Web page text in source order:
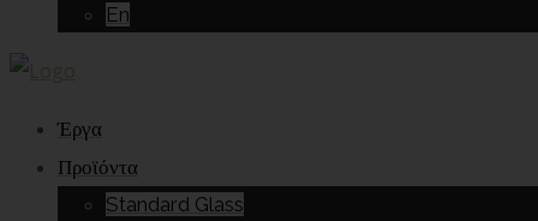
En
Έργα
Προϊόντα
Standard Glass